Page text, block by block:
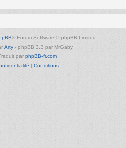
® Forum Software © phpBB Limited
Arty - phpBB 3.3 par MrGaby
par phpBB-fr.com
| Conditions